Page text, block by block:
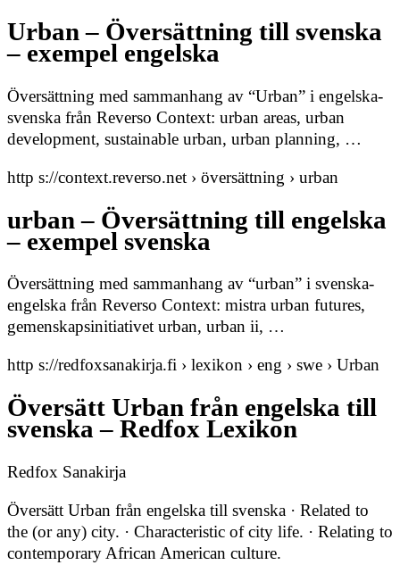
Urban – Översättning till svenska
– exempel engelska
Översättning med sammanhang av “Urban” i engelska-
svenska från Reverso Context: urban areas, urban
development, sustainable urban, urban planning, …
http s://context.reverso.net › översättning › urban
urban – Översättning till engelska
– exempel svenska
Översättning med sammanhang av “urban” i svenska-
engelska från Reverso Context: mistra urban futures,
gemenskapsinitiativet urban, urban ii, …
http s://redfoxsanakirja.fi › lexikon › eng › swe › Urban
Översätt Urban från engelska till
svenska – Redfox Lexikon
Redfox Sanakirja
Översätt Urban från engelska till svenska · Related to
the (or any) city. · Characteristic of city life. · Relating to
contemporary African American culture.